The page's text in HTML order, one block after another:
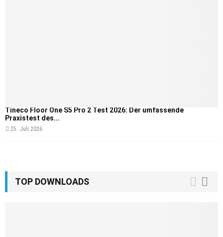
Tineco Floor One S5 Pro 2 Test 2026: Der umfassende
Praxistest des...
25. Juli 2026
TOP DOWNLOADS